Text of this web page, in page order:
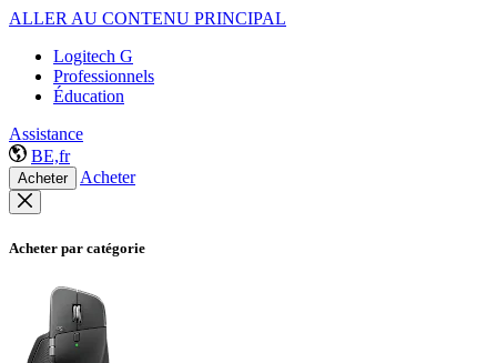
ALLER AU CONTENU PRINCIPAL
Logitech G
Professionnels
Éducation
Assistance
BE,fr
Acheter Acheter
Acheter par catégorie